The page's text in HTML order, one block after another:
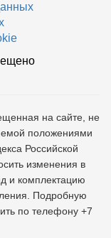
на сайте, не
положениями
Российской
изменения в
и комплектацию
Подробную
по телефону +7